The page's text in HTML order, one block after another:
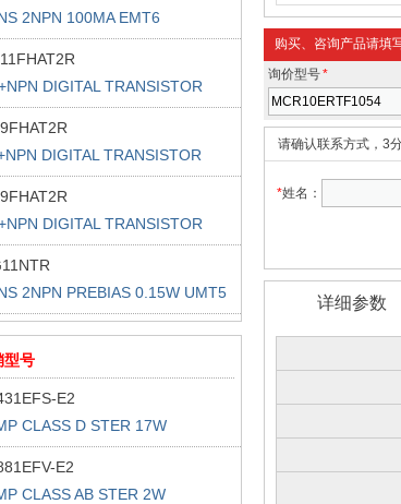
2NPN 100MA EMT6
DIGITAL TRANSISTOR
DIGITAL TRANSISTOR
DIGITAL TRANSISTOR
2NPN PREBIAS 0.15W UMT5
型号
E2
CLASS D STER 17W
E2
CLASS AB STER 2W
购买、咨询产品请填
询价型号*
请确认联系方式，3
*姓名：
详细参数